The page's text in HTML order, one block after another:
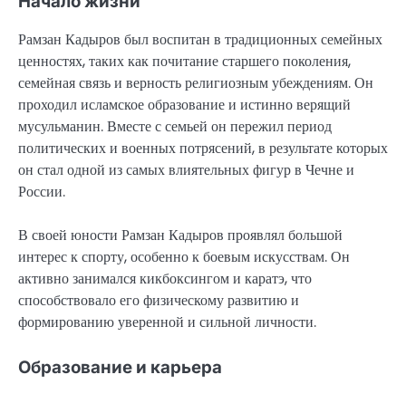
Рамзан Кадыров был воспитан в традиционных семейных
ценностях, таких как почитание старшего поколения,
семейная связь и верность религиозным убеждениям. Он
проходил исламское образование и истинно верящий
мусульманин. Вместе с семьей он пережил период
политических и военных потрясений, в результате которых
он стал одной из самых влиятельных фигур в Чечне и
России.
В своей юности Рамзан Кадыров проявлял большой
интерес к спорту, особенно к боевым искусствам. Он
активно занимался кикбоксингом и каратэ, что
способствовало его физическому развитию и
формированию уверенной и сильной личности.
Образование и карьера